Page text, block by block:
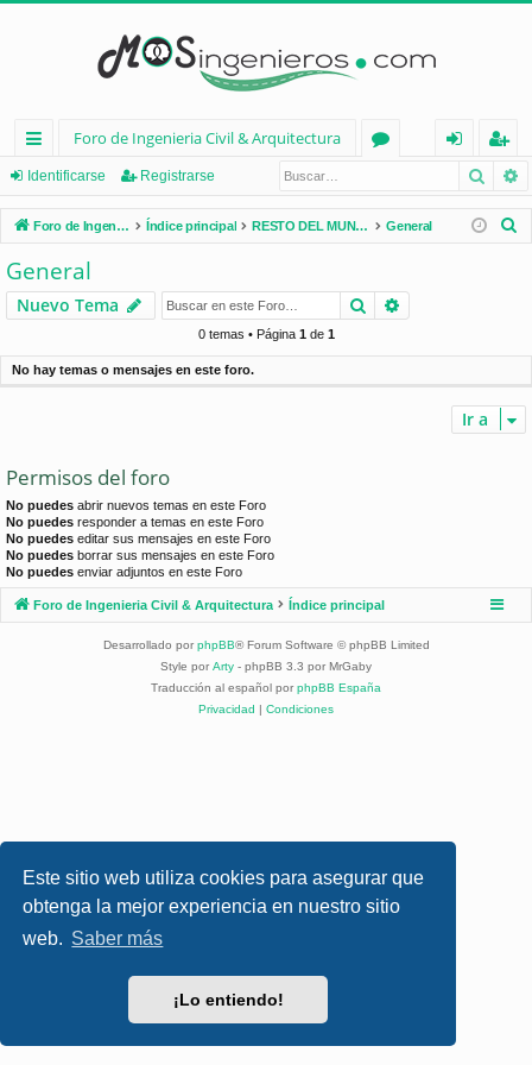
Este sitio web utiliza cookies para asegurar que
obtenga la mejor experiencia en nuestro sitio
web. Saber más
¡Lo entiendo!
nl
ac
es
rá
pi
d
Foro de Ingenieria Civil & Arquitectura
os
nt
ifi
e
eg
ist
ra
Identificarse Registrarse
Foro de Ingenieria Civil & Arquitectura Índice principal RESTO DEL MUNDO General
r
General
Nuevo Tema Buscar
0 temas • Página 1de 1
No hay temas o mensajes en este foro.
Ir a
Permisos del foro
No puedes abrir nuevos temas en este Foro
No puedes responder a temas en este Foro
No puedes editar sus mensajes en este Foro
No puedes borrar sus mensajes en este Foro
No puedes enviar adjuntos en este Foro
Foro de Ingenieria Civil & Arquitectura Índice principal
Desarrollado por phpBB® Forum Software © phpBB Limited
Style por Arty - phpBB 3.3 por MrGaby
Traducción al español por phpBB España
Privacidad | Condiciones